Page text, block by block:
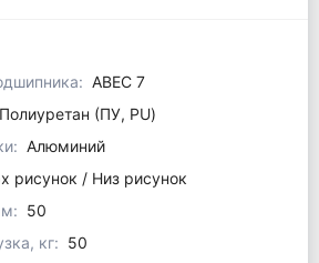
ABEC 7
Полиуретан (ПУ, PU)
Алюминий
рисунок / Низ рисунок
50
кг: 50